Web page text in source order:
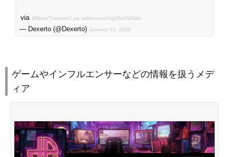
via @NateTheHate2 pic.twitter.com/XgU5pOdGbn
— Dexerto (@Dexerto) January 13, 2025
ゲームやインフルエンサーなどの情報を扱うメデ
ィア